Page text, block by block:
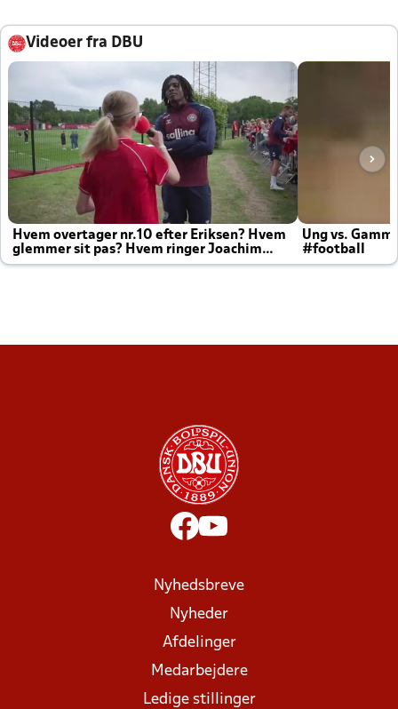
Videoer fra DBU
Hvem overtager nr.10 efter Eriksen? Hvem
glemmer sit pas? Hvem ringer Joachim
altid til efter kampe?
Ung vs.
#football
Nyhedsbreve
Nyheder
Afdelinger
Medarbejdere
Ledige stillinger